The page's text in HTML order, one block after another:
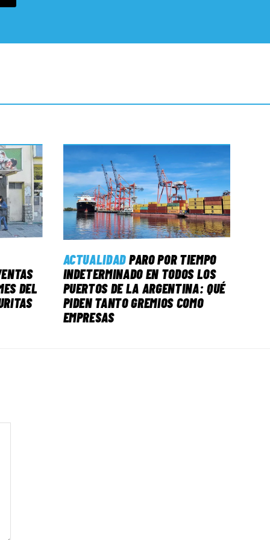
DEL
ACTUALIDADPARO POR TIEMPO
INDETERMINADO EN TODOS LOS
PUERTOS DE LA ARGENTINA: QUÉ
PIDEN TANTO GREMIOS COMO
EMPRESAS